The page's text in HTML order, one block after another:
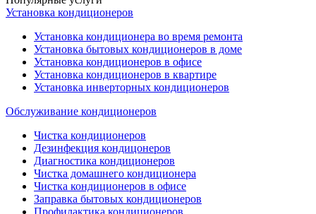
Установка кондиционеров
Установка кондиционера во время ремонта
Установка бытовых кондиционеров в доме
Установка кондиционеров в офисе
Установка кондиционеров в квартире
Установка инверторных кондиционеров
Обслуживание кондиционеров
Чистка кондиционеров
Дезинфекция кондицонеров
Диагностика кондиционеров
Чистка домашнего кондиционера
Чистка кондиционеров в офисе
Заправка бытовых кондиционеров
Профилактика кондиционеров